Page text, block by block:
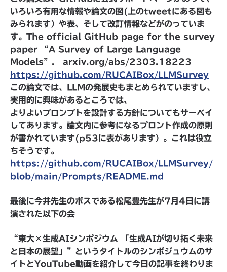
いろいろ有用な情報や論文の図(上のtweetにある図も
みられます）や表、そして改訂情報などがのっていま
す。The official GitHub page for the survey
paper “A Survey of Large Language
Models”. arxiv.org/abs/2303.18223
https://github.com/RUCAIBox/LLMSurvey
この論文では、LLMの発展史もまとめられていますし、
実用的に興味があるところでは、
よりよいプロンプトを設計する方針についてもサーベイ
してあります。論文内に参考になるプロント作成の原則
が書かれています(p53に表があります）。これは役立
ちそうです。
https://github.com/RUCAIBox/LLMSurvey/
blob/main/Prompts/README.md
最後に今井先生のボスである松尾豊先生が7月4日に講
演された以下の会
“東大×生成AIシンポジウム 「生成AIが切り拓く未来
と日本の展望」”というタイトルのシンポジュウムのサ
イトとYouTube動画を紹介して今日の記事を終わりま